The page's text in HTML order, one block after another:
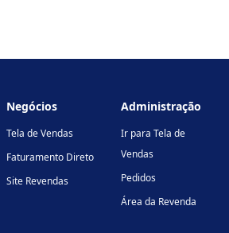
Negócios
Tela de Vendas
Faturamento Direto
Site Revendas
Administração
Ir para Tela de
Vendas
Pedidos
Área da Revenda